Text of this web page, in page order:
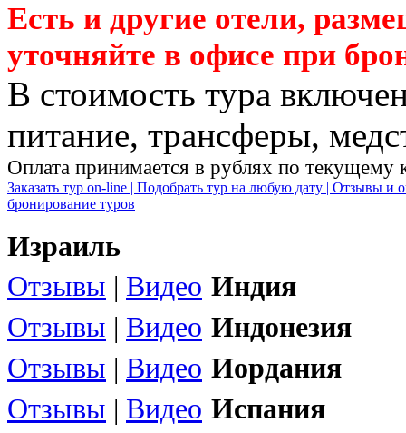
Есть и другие отели,
уточняйте в офисе при
В стоимость тура
питание, трансферы,
Оплата принимается в рублях по текущему
Заказать тур on-line | Подобрать тур на любую дату | Отзывы и
бронирование туров
Израиль
Отзывы | Видео Индия
Отзывы | Видео Индонезия
Отзывы | Видео Иордания
Отзывы | Видео Испания